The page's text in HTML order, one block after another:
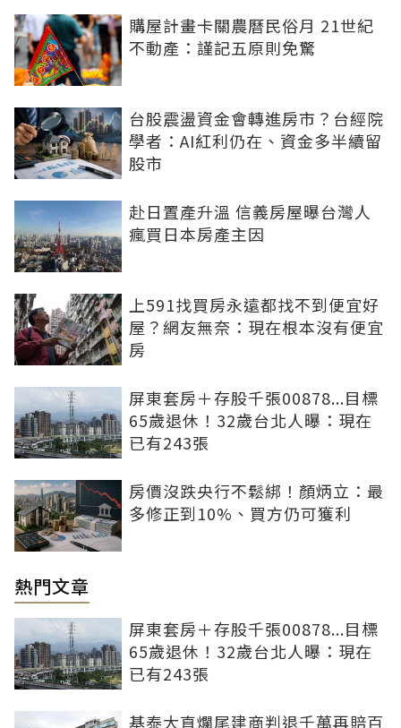
購屋計畫卡關農曆民俗月 21世紀
不動產：謹記五原則免驚
台股震盪資金會轉進房市？台經院
學者：AI紅利仍在、資金多半續留
股市
赴日置產升溫 信義房屋曝台灣人
瘋買日本房產主因
上591找買房永遠都找不到便宜好
屋？網友無奈：現在根本沒有便宜
房
屏東套房＋存股千張00878...目標
65歲退休！32歲台北人曝：現在
已有243張
房價沒跌央行不鬆綁！顏炳立：最
多修正到10%、買方仍可獲利
熱門文章
屏東套房＋存股千張00878...目標
65歲退休！32歲台北人曝：現在
已有243張
基泰大直爛尾建商判退千萬再賠百